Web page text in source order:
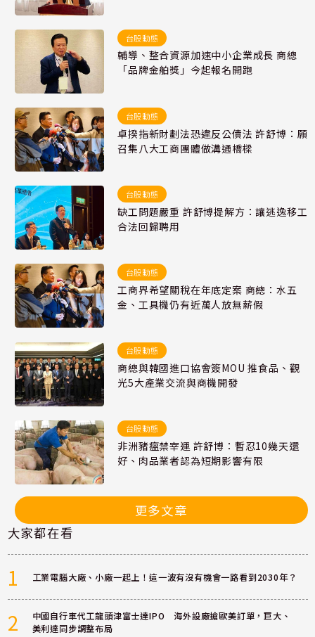
台股動態
輔導、整合資源加速中小企業成長 商總
「品牌金舶獎」今起報名開跑
台股動態
卓揆指新財劃法恐違反公債法 許舒博：願
召集八大工商團體做溝通橋樑
台股動態
缺工問題嚴重 許舒博提解方：讓逃逸移工
合法回歸聘用
台股動態
工商界希望關稅在年底定案 商總：水五
金、工具機仍有近萬人放無薪假
台股動態
商總與韓國進口協會簽MOU 推食品、觀
光5大產業交流與商機開發
台股動態
非洲豬瘟禁宰運 許舒博：暫忍10幾天還
好、肉品業者認為短期影響有限
更多文章
大家都在看
1 工業電腦大廠、小廠一起上！這一波有沒有機會一路看到2030年？
2
中國自行車代工龍頭津富士達IPO 海外設廠搶歐美訂單，巨大、
美利達同步調整布局